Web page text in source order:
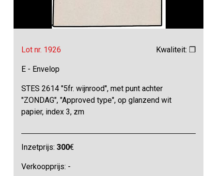
Lot nr. 1926 Kwaliteit: ❒
E - Envelop
STES 2614 "5fr. wijnrood", met punt achter
"ZONDAG", "Approved type", op glanzend wit
papier, index 3, zm
Inzetprijs:300€
Verkoopprijs: -